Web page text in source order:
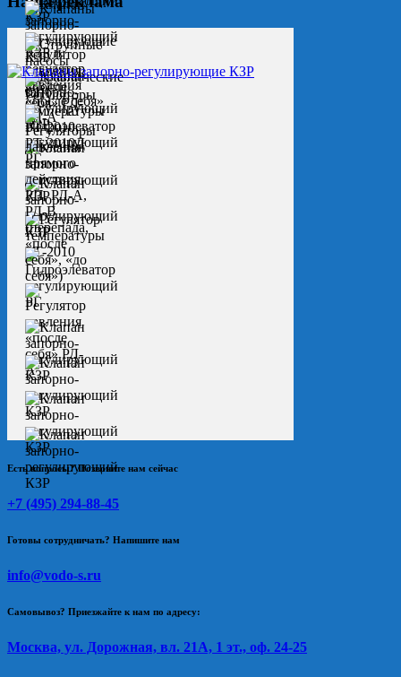
Есть вопросы? Позвоните нам сейчас
+7 (495) 294-88-45
Готовы сотрудничать? Напишите нам
info@vodo-s.ru
Самовывоз? Приезжайте к нам по адресу:
Москва, ул. Дорожная, вл. 21А, 1 эт., оф. 24-25